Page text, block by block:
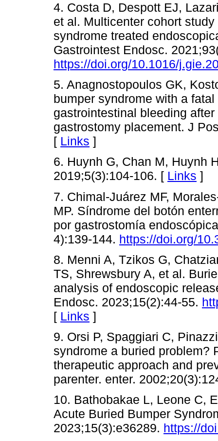
4. Costa D, Despott EJ,
et al. Multicenter cohort
syndrome treated
Gastrointest Endosc.
https://doi.org/10.1016/
5. Anagnostopoulos GK,
bumper syndrome with a
gastrointestinal bleeding
gastrostomy placement. J
[ Links ]
6. Huynh G, Chan M, Huynh
2019;5(3):104-106. [ Links ]
7. Chimal-Juárez MF,
MP. Síndrome del botón
por gastrostomía
4):139-144. https://doi.org/
8. Menni A, Tzikos G,
TS, Shrewsbury A, et al.
analysis of endoscopic
Endosc. 2023;15(2):44-55.
[ Links ]
9. Orsi P, Spaggiari C,
syndrome a buried problem?
therapeutic approach and
parenter. enter.
10. Bathobakae L, Leone C,
Acute Buried Bumper
2023;15(3):e36289. https://